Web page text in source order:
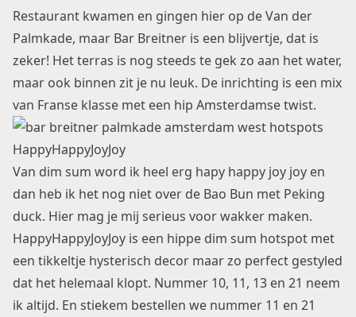
Restaurant kwamen en gingen hier op de Van der
Palmkade, maar Bar Breitner is een blijvertje, dat is
zeker! Het terras is nog steeds te gek zo aan het water,
maar ook binnen zit je nu leuk. De inrichting is een mix
van Franse klasse met een hip Amsterdamse twist.
HappyHappyJoyJoy
Van dim sum word ik heel erg hapy happy joy joy en
dan heb ik het nog niet over de Bao Bun met Peking
duck. Hier mag je mij serieus voor wakker maken.
HappyHappyJoyJoy is een hippe dim sum hotspot met
een tikkeltje hysterisch decor maar zo perfect gestyled
dat het helemaal klopt. Nummer 10, 11, 13 en 21 neem
ik altijd. En stiekem bestellen we nummer 11 en 21